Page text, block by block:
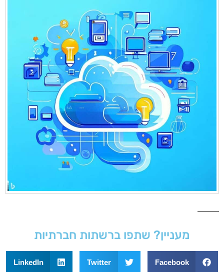
מעניין? שתפו ברשתות חברתיות
Facebook
Twitter
LinkedIn